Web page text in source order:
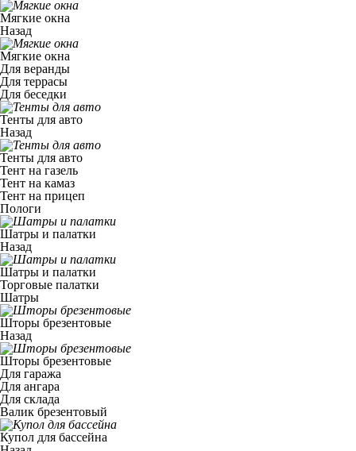
Мягкие окна
Назад
Мягкие окна
Для веранды
Для террасы
Для беседки
Тенты для авто
Назад
Тенты для авто
Тент на газель
Тент на камаз
Тент на прицеп
Пологи
Шатры и палатки
Назад
Шатры и палатки
Торговые палатки
Шатры
Шторы брезентовые
Назад
Шторы брезентовые
Для гаража
Для ангара
Для склада
Валик брезентовый
Купол для бассейна